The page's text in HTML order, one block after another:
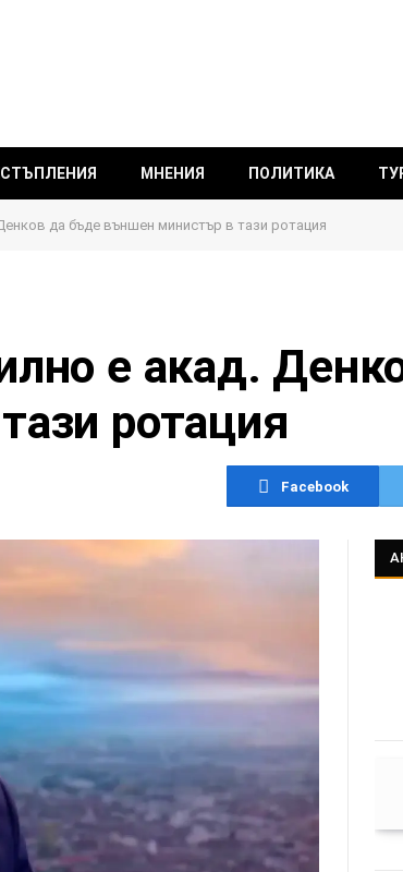
МНЕНИЯ ПОЛИТИКА
да бъде външен министър в тази ротация
е акад.
ротация
Facebook